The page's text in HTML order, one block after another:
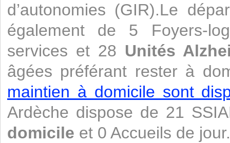
d’autonomies (GIR).Le
également de 5 Foyers-
services et 28 Unités
âgées préférant rester à
maintien à domicile sont
Ardèche dispose de 21
domicile et 0 Accueils de jour.